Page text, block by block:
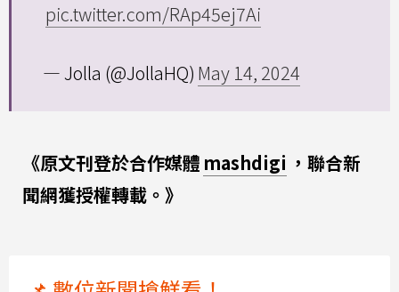
pic.twitter.com/RAp45ej7Ai
— Jolla (@JollaHQ) May 14, 2024
《原文刊登於合作媒體 mashdigi ，聯合新
聞網獲授權轉載。》